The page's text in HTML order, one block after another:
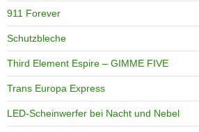
911 Forever
Schutzbleche
Third Element Espire – GIMME FIVE
Trans Europa Express
LED-Scheinwerfer bei Nacht und Nebel